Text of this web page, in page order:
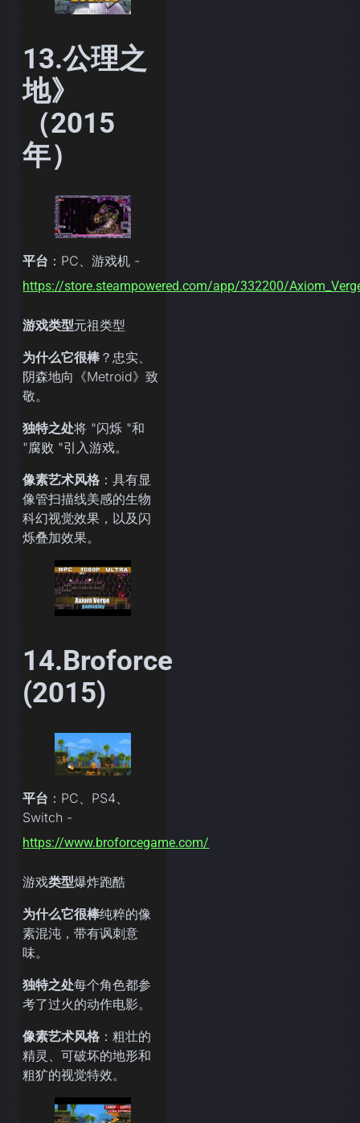
13.公理之
地》
（2015
年）
平台 ：PC、游戏机 -
https://store.steampowered.com/app/332200/
游戏类型元祖类型
为什么它很棒 ？忠实、
阴森地向《Metroid》致
敬。
独特之处将 "闪烁 "和
"腐败 "引入游戏。
像素艺术风格 ：具有显
像管扫描线美感的生物
科幻视觉效果，以及闪
烁叠加效果。
14.Broforce
(2015)
平台 ：PC、PS4、
Switch -
https://www.broforcegame.com/
游戏类型爆炸跑酷
为什么它很棒纯粹的像
素混沌，带有讽刺意
味。
独特之处每个角色都参
考了过火的动作电影。
像素艺术风格 ：粗壮的
精灵、可破坏的地形和
粗犷的视觉特效。